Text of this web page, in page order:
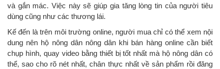
và gắn mác. Việc này sẽ giúp gia tăng lòng tin của người tiêu
dùng cũng như các thương lái.
Kế đến là trên môi trường online, người mua chỉ có thể xem nội
dung nên hộ nông dân nông dân khi bán hàng online cần biết
chụp hình, quay video bằng thiết bị tốt nhất mà hộ nông dân có
thể, sao cho rõ nét nhất, chân thực nhất về sản phẩm rồi đăng